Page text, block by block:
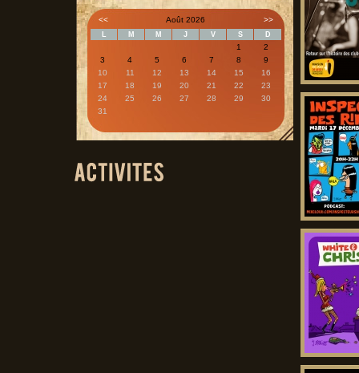
<< Août 2026 >>
L M M J V S D
1
2
3
4 5 6 7 8
9
10
11 12 13 14 15
16
17
18 19 20 21 22
23
24
25 26 27 28 29
30
31